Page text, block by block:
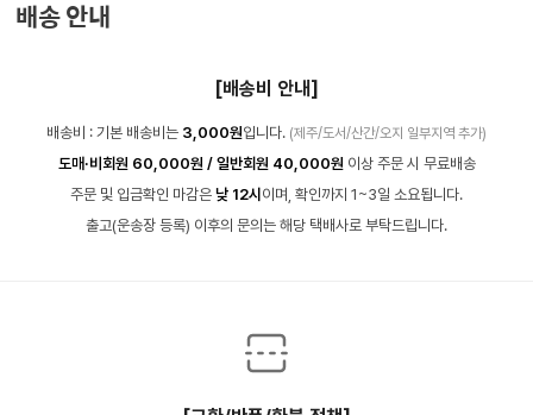
배송 안내
[배송비 안내]
배송비 : 기본 배송비는 3,000원입니다. (제주/도서/산간/오지 일부지역 추가)
도매·비회원 60,000원 / 일반회원 40,000원 이상 주문 시 무료배송
주문 및 입금확인 마감은 낮 12시 이며, 확인까지 1~3일 소요됩니다.
출고(운송장 등록) 이후의 문의는 해당 택배사로 부탁드립니다.